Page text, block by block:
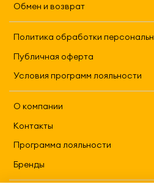
Обмен и возврат
Политика обработки
Публичная оферта
Условия программ лояльности
О компании
Контакты
Программа лояльности
Бренды